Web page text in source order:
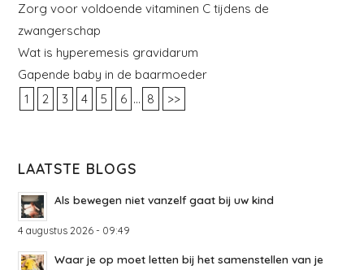
Zorg voor voldoende vitaminen C tijdens de
zwangerschap
Wat is hyperemesis gravidarum
Gapende baby in de baarmoeder
1
2 3 4 5 6 ... 8 >>
LAATSTE BLOGS
Als bewegen niet vanzelf gaat bij uw kind
4 augustus 2026 - 09:49
Waar je op moet letten bij het samenstellen van je